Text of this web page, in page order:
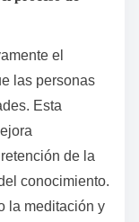
el
las personas
Esta
de la
conocimiento.
la meditación y